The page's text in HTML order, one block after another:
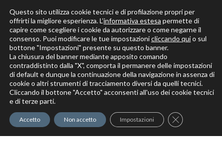
Solo per veri decoratori
Elite Pro
Questo sito utilizza cookie tecnici e di profilazione propri per
offrirti la migliore esperienza. L’informativa estesa permette di
capire come scegliere i cookie da autorizzare o come negarne il
consenso. Puoi modificare le tue impostazionicliccando quio sul
bottone "Impostazioni" presente su questo banner.
La chiusura del banner mediante apposito comando
contraddistinto dalla "X", comporta il permanere delle impostazioni
di default e dunque la continuazione della navigazione in assenza di
cookie o altri strumenti di tracciamento diversi da quelli tecnici.
Cliccando il bottone "Accetto" acconsenti all'uso dei cookie tecnici
e di terze parti.
Accetto Non accetto Impostazioni Close GDPR